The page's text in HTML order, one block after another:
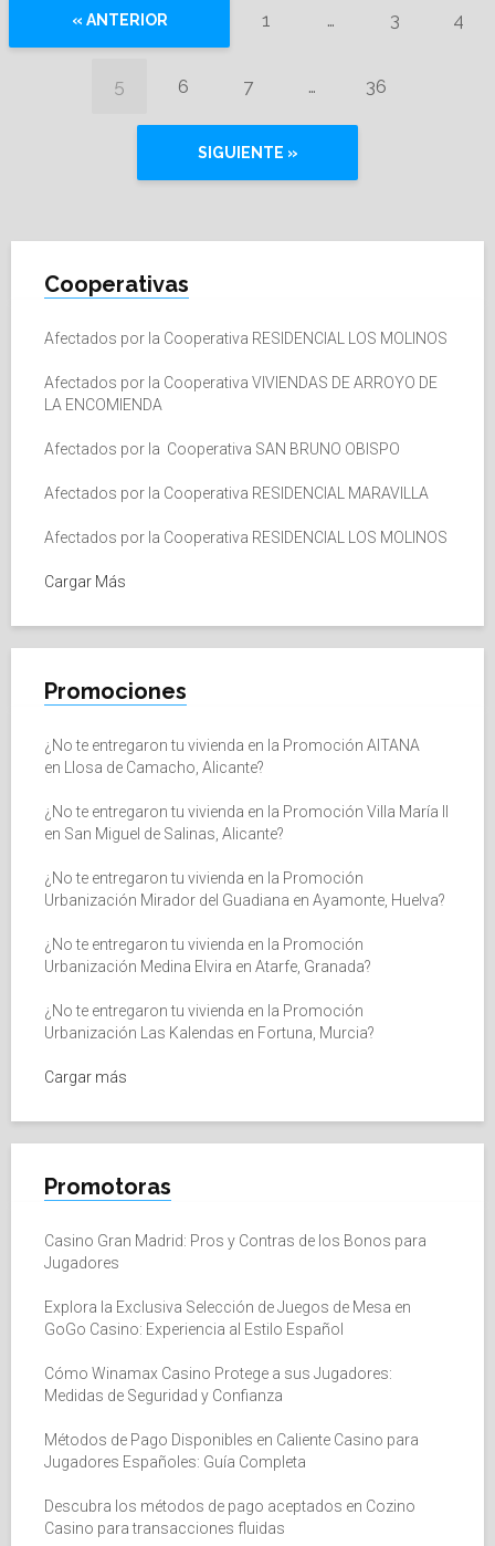
« ANTERIOR 1 … 3 4
5 6 7 … 36
SIGUIENTE »
Cooperativas
Afectados por la Cooperativa RESIDENCIAL LOS MOLINOS
Afectados por la Cooperativa VIVIENDAS DE ARROYO DE
LA ENCOMIENDA
Afectados por la Cooperativa SAN BRUNO OBISPO
Afectados por la Cooperativa RESIDENCIAL MARAVILLA
Afectados por la Cooperativa RESIDENCIAL LOS MOLINOS
Cargar Más
Promociones
¿No te entregaron tu vivienda en la Promoción AITANA
en Llosa de Camacho, Alicante?
¿No te entregaron tu vivienda en la Promoción Villa María II
en San Miguel de Salinas, Alicante?
¿No te entregaron tu vivienda en la Promoción
Urbanización Mirador del Guadiana en Ayamonte, Huelva?
¿No te entregaron tu vivienda en la Promoción
Urbanización Medina Elvira en Atarfe, Granada?
¿No te entregaron tu vivienda en la Promoción
Urbanización Las Kalendas en Fortuna, Murcia?
Cargar más
Promotoras
Casino Gran Madrid: Pros y Contras de los Bonos para
Jugadores
Explora la Exclusiva Selección de Juegos de Mesa en
GoGo Casino: Experiencia al Estilo Español
Cómo Winamax Casino Protege a sus Jugadores:
Medidas de Seguridad y Confianza
Métodos de Pago Disponibles en Caliente Casino para
Jugadores Españoles: Guía Completa
Descubra los métodos de pago aceptados en Cozino
Casino para transacciones fluidas